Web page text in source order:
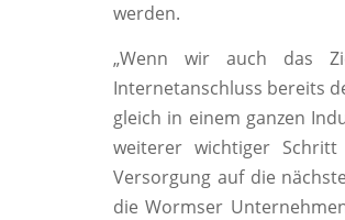
werden.
„Wenn wir auch das
Internetanschluss bereits
gleich in einem ganzen
weiterer wichtiger
Versorgung auf die
die Wormser